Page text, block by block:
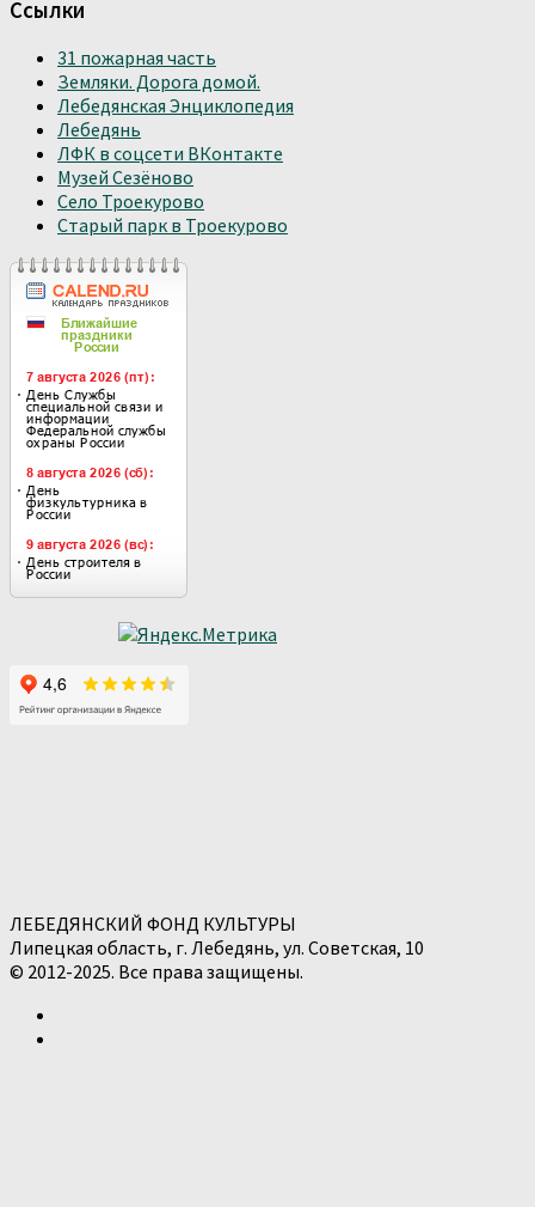
Ссылки
31 пожарная часть
Земляки. Дорога домой.
Лебедянская Энциклопедия
Лебедянь
ЛФК в соцсети ВКонтакте
Музей Сезёново
Село Троекурово
Старый парк в Троекурово
ЛЕБЕДЯНСКИЙ ФОНД КУЛЬТУРЫ
Липецкая область, г. Лебедянь, ул. Советская, 10
© 2012-2025. Все права защищены.